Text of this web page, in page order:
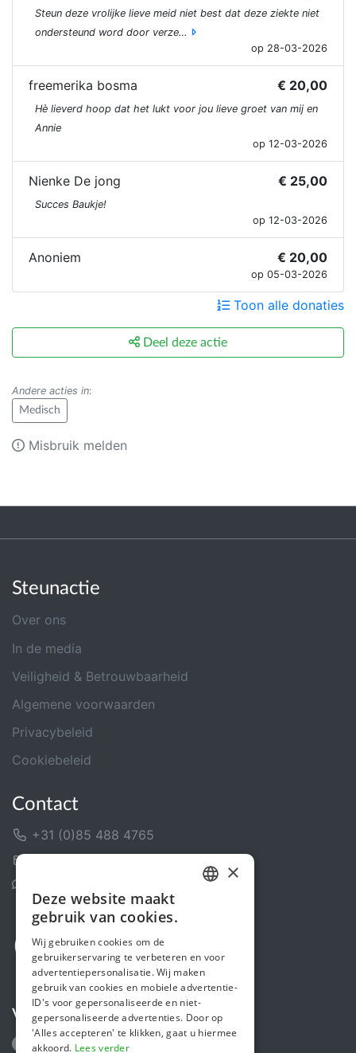
Steun deze vrolijke lieve meid niet best dat deze ziekte niet
ondersteund word door verze…
op 28-03-2026
freemerika bosma € 20,00
Hè lieverd hoop dat het lukt voor jou lieve groet van mij en
Annie
op 12-03-2026
Nienke De jong € 25,00
Succes Baukje!
op 12-03-2026
Anoniem € 20,00
op 05-03-2026
Toon alle donaties
Deel deze actie
Andere acties in:
Medisch
Misbruik melden
Steunactie
Over ons
In de media
Veiligheid & Betrouwbaarheid
Algemene voorwaarden
Privacybeleid
Cookiebeleid
Contact
+31 (0)85 488 4765
Volg ons
ENGLISH
×
Deze website maakt
gebruik van cookies.
Wij gebruiken cookies om de
gebruikerservaring te verbeteren en voor
advertentiepersonalisatie. Wij maken
gebruik van cookies en mobiele advertentie-
ID's voor gepersonaliseerde en niet-
gepersonaliseerde advertenties. Door op
'Alles accepteren' te klikken, gaat u hiermee
akkoord. Lees verder